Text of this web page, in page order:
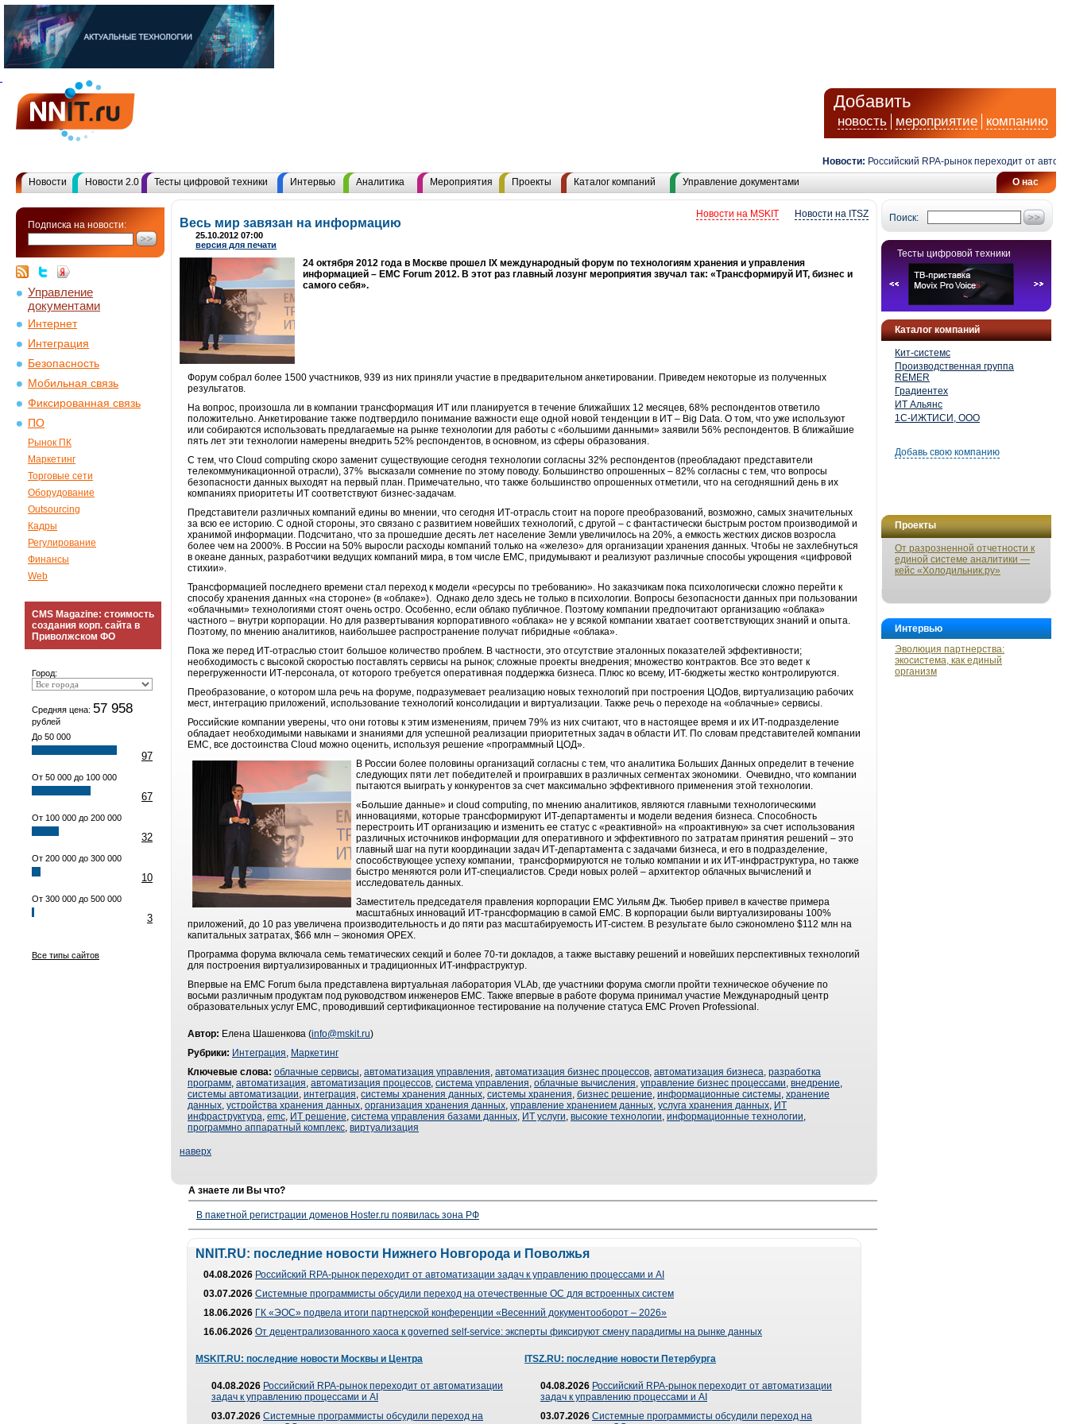
Добавить
новость мероприятие компанию
Новости: Российский RPA-рынок переходит от
О нас
Новости Новости 2.0 Тесты цифровой техники Интервью Аналитика Мероприятия Проекты Каталог компаний Управление документами
Подписка на новости:
Управление
документами
Интернет
Интеграция
Безопасность
Мобильная связь
Фиксированная связь
ПО
Рынок ПК
Маркетинг
Торговые сети
Оборудование
Outsourcing
Кадры
Регулирование
Финансы
Web
CMS Magazine: стоимость
создания корп. сайта в
Приволжском ФО
Город:
Средняя цена: 57 958
рублей
До 50 000
97
От 50 000 до 100 000
67
От 100 000 до 200 000
32
От 200 000 до 300 000
10
От 300 000 до 500 000
3
Все типы сайтов
Поиск:
Тесты цифровой техники
Каталог компаний
Кит-системс
Производственная группа
REMER
Градиентех
ИТ Альянс
1С-ИЖТИСИ, ООО
Добавь свою компанию
Проекты
От разрозненной отчетности к
единой системе аналитики —
кейс «Холодильник.ру»
Интервью
Эволюция партнерства:
экосистема, как единый
организм
Новости на ITSZ
Новости на MSKIT
Весь мир завязан на информацию
25.10.2012 07:00
версия для печати
24 октября 2012 года в Москве прошел IX международный форум по технологиям хранения и управления
информацией – EMC Forum 2012. В этот раз главный лозунг мероприятия звучал так: «Трансформируй ИТ, бизнес и
самого себя».
Форум собрал более 1500 участников, 939 из них приняли участие в предварительном анкетировании. Приведем некоторые из полученных
результатов.
На вопрос, произошла ли в компании трансформация ИТ или планируется в течение ближайших 12 месяцев, 68% респондентов ответило
положительно. Анкетирование также подтвердило понимание важности еще одной новой тенденции в ИТ – Big Data. О том, что уже используют
или собираются использовать предлагаемые на рынке технологии для работы с «большими данными» заявили 56% респондентов. В ближайшие
пять лет эти технологии намерены внедрить 52% респондентов, в основном, из сферы образования.
С тем, что Cloud computing скоро заменит существующие сегодня технологии согласны 32% респондентов (преобладают представители
телекоммуникационной отрасли), 37% высказали сомнение по этому поводу. Большинство опрошенных – 82% согласны с тем, что вопросы
безопасности данных выходят на первый план. Примечательно, что также большинство опрошенных отметили, что на сегодняшний день в их
компаниях приоритеты ИТ соответствуют бизнес-задачам.
Представители различных компаний едины во мнении, что сегодня ИТ-отрасль стоит на пороге преобразований, возможно, самых значительных
за всю ее историю. С одной стороны, это связано с развитием новейших технологий, с другой – с фантастически быстрым ростом производимой и
хранимой информации. Подсчитано, что за прошедшие десять лет население Земли увеличилось на 20%, а емкость жестких дисков возросла
более чем на 2000%. В России на 50% выросли расходы компаний только на «железо» для организации хранения данных. Чтобы не захлебнуться
в океане данных, разработчики ведущих компаний мира, в том числе EMC, придумывают и реализуют различные способы укрощения «цифровой
стихии».
Трансформацией последнего времени стал переход к модели «ресурсы по требованию». Но заказчикам пока психологически сложно перейти к
способу хранения данных «на стороне» (в «облаке»). Однако дело здесь не только в психологии. Вопросы безопасности данных при пользовании
«облачными» технологиями стоят очень остро. Особенно, если облако публичное. Поэтому компании предпочитают организацию «облака»
частного – внутри корпорации. Но для развертывания корпоративного «облака» не у всякой компании хватает соответствующих знаний и опыта.
Поэтому, по мнению аналитиков, наибольшее распространение получат гибридные «облака».
Пока же перед ИТ-отраслью стоит большое количество проблем. В частности, это отсутствие эталонных показателей эффективности;
необходимость с высокой скоростью поставлять сервисы на рынок; сложные проекты внедрения; множество контрактов. Все это ведет к
перегруженности ИТ-персонала, от которого требуется оперативная поддержка бизнеса. Плюс ко всему, ИТ-бюджеты жестко контролируются.
Преобразование, о котором шла речь на форуме, подразумевает реализацию новых технологий при построения ЦОДов, виртуализацию рабочих
мест, интеграцию приложений, использование технологий консолидации и виртуализации. Также речь о переходе на «облачные» сервисы.
Российские компании уверены, что они готовы к этим изменениям, причем 79% из них считают, что в настоящее время и их ИТ-подразделение
обладает необходимыми навыками и знаниями для успешной реализации приоритетных задач в области ИТ. По словам представителей компании
EMC, все достоинства Cloud можно оценить, используя решение «программный ЦОД».
В России более половины организаций согласны с тем, что аналитика Больших Данных определит в течение
следующих пяти лет победителей и проигравших в различных сегментах экономики. Очевидно, что компании
пытаются выиграть у конкурентов за счет максимально эффективного применения этой технологии.
«Большие данные» и cloud computing, по мнению аналитиков, являются главными технологическими
инновациями, которые трансформируют ИТ-департаменты и модели ведения бизнеса. Способность
перестроить ИТ организацию и изменить ее статус с «реактивной» на «проактивную» за счет использования
различных источников информации для оперативного и эффективного по затратам принятия решений – это
главный шаг на пути координации задач ИТ-департамента с задачами бизнеса, и его в подразделение,
способствующее успеху компании, трансформируются не только компании и их ИТ-инфраструктура, но также
быстро меняются роли ИТ-специалистов. Среди новых ролей – архитектор облачных вычислений и
исследователь данных.
Заместитель председателя правления корпорации EMC Уильям Дж. Тьюбер привел в качестве примера
масштабных инноваций ИТ-трансформацию в самой EMC. В корпорации были виртуализированы 100%
приложений, до 10 раз увеличена производительность и до пяти раз масштабируемость ИТ-систем. В результате было сэкономлено $112 млн на
капитальных затратах, $66 млн – экономия OPEX.
Программа форума включала семь тематических секций и более 70-ти докладов, а также выставку решений и новейших перспективных технологий
для построения виртуализированных и традиционных ИТ-инфраструктур.
Впервые на EMC Forum была представлена виртуальная лаборатория VLAb, где участники форума смогли пройти техническое обучение по
восьми различным продуктам под руководством инженеров EMC. Также впервые в работе форума принимал участие Международный центр
образовательных услуг EMC, проводивший сертификационное тестирование на получение статуса EMC Proven Professional.
Автор: Елена Шашенкова (info@mskit.ru)
Рубрики: Интеграция, Маркетинг
Ключевые слова: облачные сервисы, автоматизация управления, автоматизация бизнес процессов, автоматизация бизнеса, разработка
программ, автоматизация, автоматизация процессов, система управления, облачные вычисления, управление бизнес процессами, внедрение,
системы автоматизации, интеграция, системы хранения данных, системы хранения, бизнес решение, информационные системы, хранение
данных, устройства хранения данных, организация хранения данных, управление хранением данных, услуга хранения данных, ИТ
инфраструктура, emc, ИТ решение, система управления базами данных, ИТ услуги, высокие технологии, информационные технологии,
программно аппаратный комплекс, виртуализация
наверх
А знаете ли Вы что?
В пакетной регистрации доменов Hoster.ru появилась зона РФ
NNIT.RU: последние новости Нижнего Новгорода и Поволжья
04.08.2026 Российский RPA-рынок переходит от автоматизации задач к управлению процессами и AI
03.07.2026 Системные программисты обсудили переход на отечественные ОС для встроенных систем
18.06.2026 ГК «ЭОС» подвела итоги партнерской конференции «Весенний документооборот – 2026»
16.06.2026 От децентрализованного хаоса к governed self-service: эксперты фиксируют смену парадигмы на рынке данных
MSKIT.RU: последние новости Москвы и Центра
04.08.2026 Российский RPA-рынок переходит от автоматизации
задач к управлению процессами и AI
03.07.2026 Системные программисты обсудили переход на
ITSZ.RU: последние новости Петербурга
04.08.2026 Российский RPA-рынок переходит от автоматизации
задач к управлению процессами и AI
03.07.2026 Системные программисты обсудили переход на